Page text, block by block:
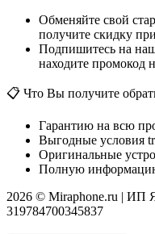
Обменяйте свой
получите скидку
Подпишитесь на
находите промокод
📋 Что Вы получите
Гарантию на всю
Выгодные условия
Оригинальные
Полную
2026 © Miraphone.ru |
319784700345837